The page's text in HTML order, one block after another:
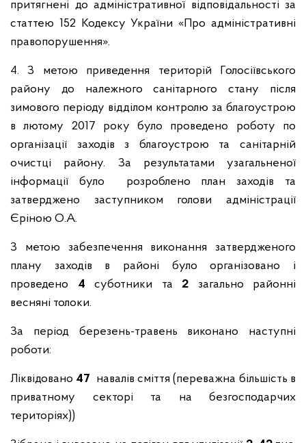
притягнені до адміністративної відповідальності за
статтею 152 Кодексу України «Про адміністративні
правопорушення».
4. З метою приведення територій Голосіївського
району до належного санітарного стану після
зимового періоду відділом контролю за благоустрою
в лютому 2017 року було проведено роботу по
організації заходів з благоустрою та санітарній
очистці району. За результатами узагальненої
інформації було розроблено план заходів та
затверджено заступником голови адміністрації
Єріною О.А.
З метою забезпечення виконання затвердженого
плану заходів в районі було організовано і
проведено 4 суботники та 2 загально районні
весняні толоки.
За період березень-травень виконано наступні
роботи:
Ліквідовано 47 навалів сміття (переважна більшість в
приватному секторі та на безгосподарчих
територіях))